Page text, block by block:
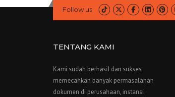
Follow us
TENTANG KAMI
Kami sudah berhasil dan sukses
memecahkan banyak permasalahan
dokumen di perusahaan, instansi